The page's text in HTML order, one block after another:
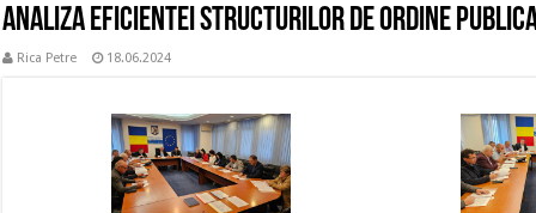
Analiza eficientei structurilor de ordine
Rica Petre 18.06.2024